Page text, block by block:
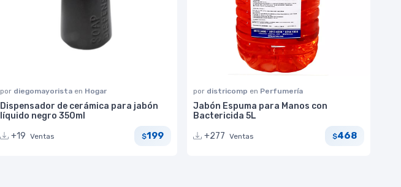
por diegomayorista en Hogar
Dispensador de cerámica para jabón
líquido negro 350ml
+19 Ventas $199
por districomp en Perfumería
Jabón Espuma para Manos con
Bactericida 5L
+277 Ventas $468